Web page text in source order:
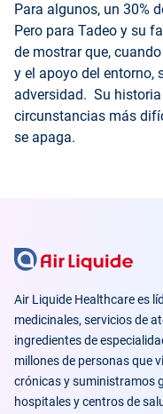
Para algunos, un 30%
Pero para Tadeo y su
de mostrar que,
y el apoyo del entorno,
adversidad. Su
circunstancias más
se apaga.
Air Liquide Healthcare es
medicinales, servicios de
ingredientes de
millones de personas que
crónicas y suministramos
hospitales y centros de